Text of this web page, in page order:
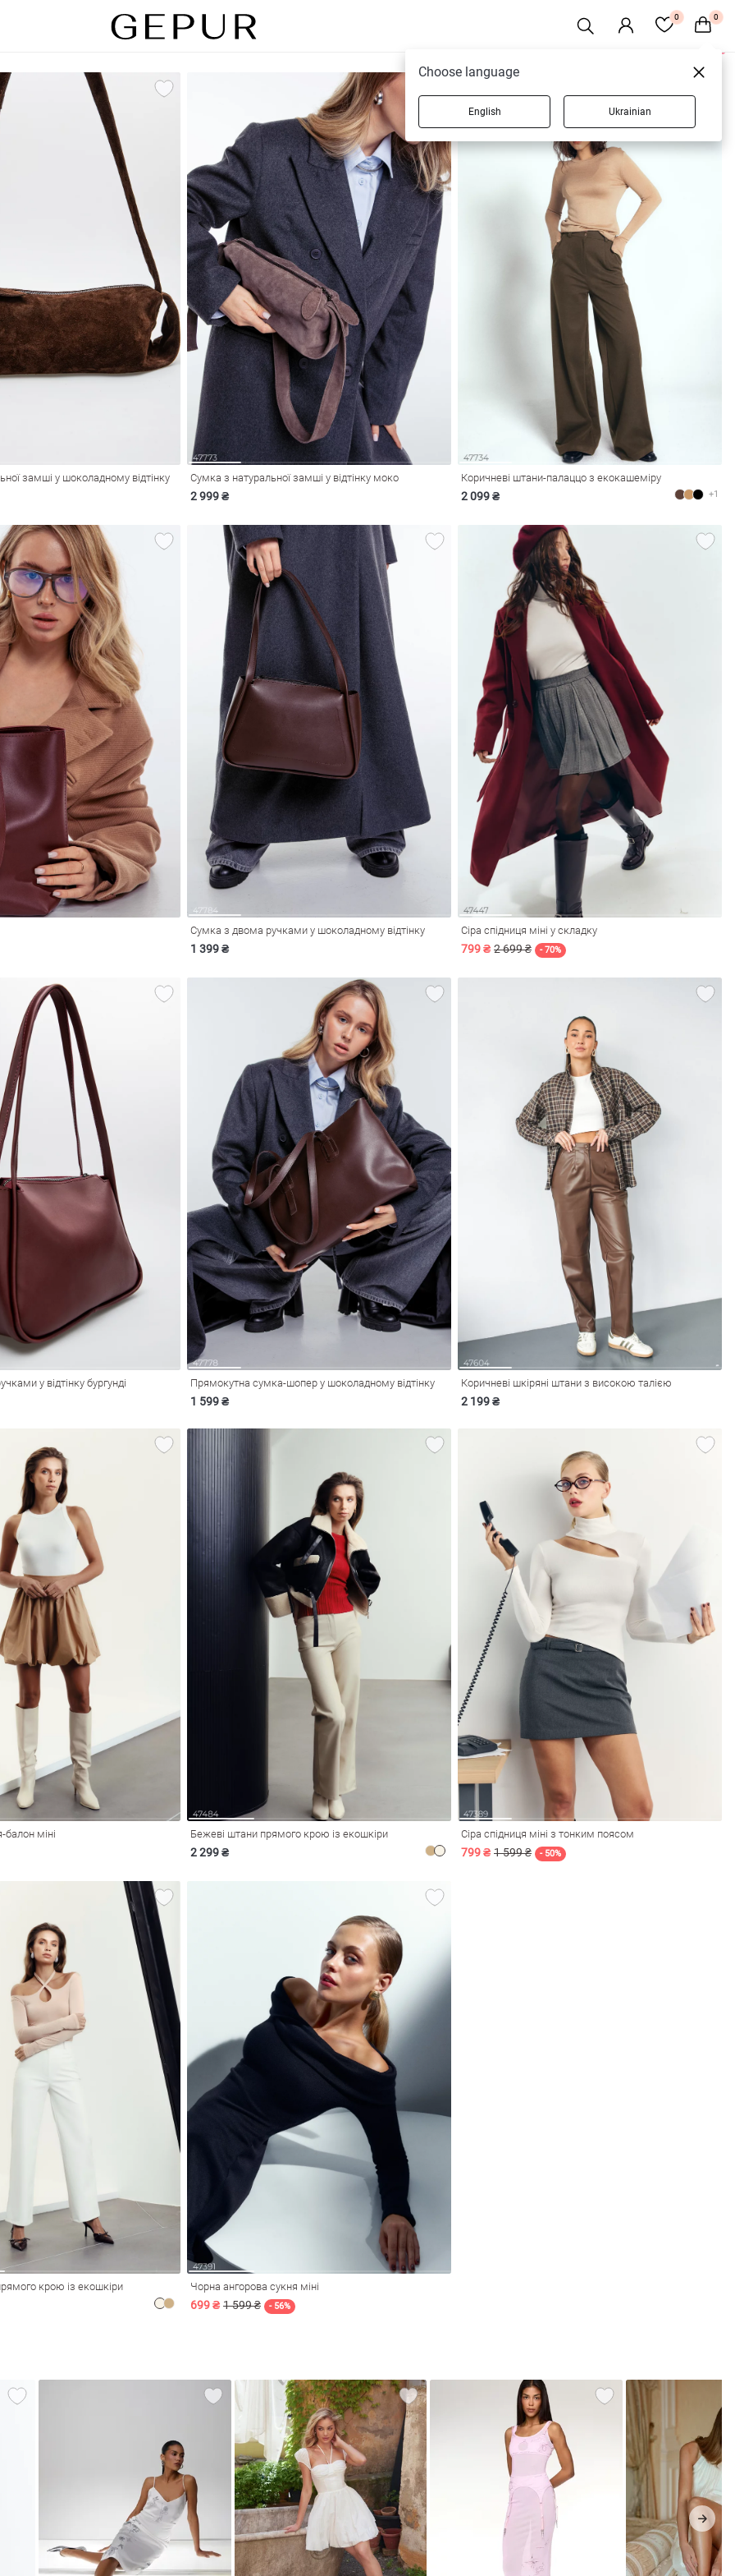
0 0
замші у шоколадному відтінку Сумка з натуральної замші у відтінку моко
2 999 ₴
Коричневі штани-палаццо з екокашеміру
2 099 ₴ +1
Сумка з двома ручками у шоколадному відтінку
1 399 ₴
Сіра спідниця міні у складку
799 ₴ 2 699 ₴ - 70%
у відтінку бургунді Прямокутна сумка-шопер у шоколадному відтінку
1 599 ₴
Коричневі шкіряні штани з високою талією
2 199 ₴
балон міні Бежеві штани прямого крою із екошкіри
2 299 ₴
Сіра спідниця міні з тонким поясом
799 ₴ 1 599 ₴ - 50%
крою із екошкіри Чорна ангорова сукня міні
699 ₴ 1 599 ₴ - 56%
Choose language
English Ukrainian